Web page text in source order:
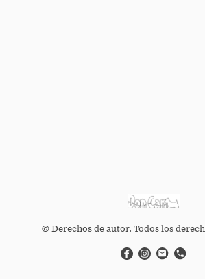
© Derechos de autor. Todos los